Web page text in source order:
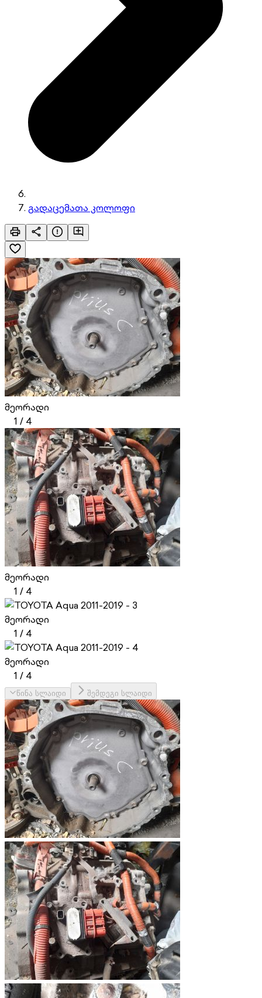
გადაცემათა კოლოფი
მეორადი
1 / 4
მეორადი
1 / 4
მეორადი
1 / 4
მეორადი
1 / 4
წინა სლაიდი შემდეგი სლაიდი